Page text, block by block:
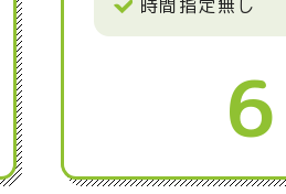
時間指定無し
6